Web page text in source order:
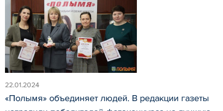
22.01.2024
«Полымя» объединяет людей. В редакции газеты